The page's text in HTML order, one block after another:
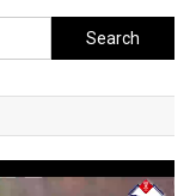
Search
for: